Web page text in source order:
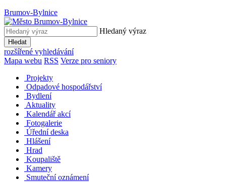
Brumov-Bylnice
Hledaný výraz
Hledat
rozšířené vyhledávání
Mapa webu RSS Verze pro seniory
Projekty
Odpadové hospodářství
Bydlení
Aktuality
Kalendář akcí
Fotogalerie
Úřední deska
Hlášení
Hrad
Koupaliště
Kamery
Smuteční oznámení